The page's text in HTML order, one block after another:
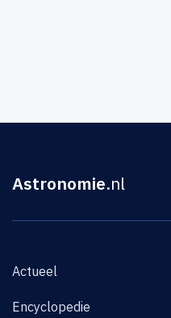
Astronomie.nl
Actueel
Encyclopedie